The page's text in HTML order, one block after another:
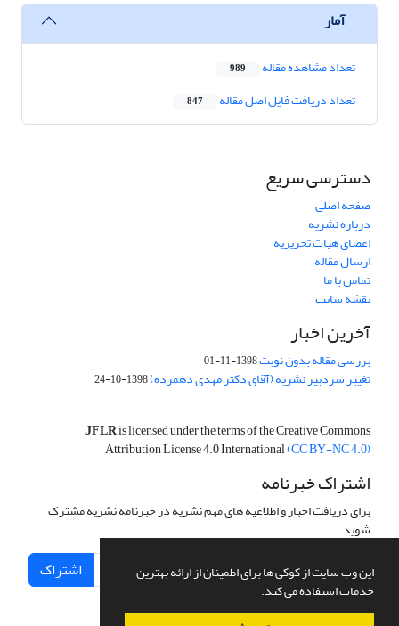
این وب سایت از کوکی ها برای اطمینان از ارائه بهترین
خدمات استفاده می کند.
آمار
تعداد مشاهده مقاله 989
تعداد دریافت فایل اصل مقاله 847
دسترسی سریع
صفحه اصلی
درباره نشریه
اعضای هیات تحریریه
ارسال مقاله
تماس با ما
نقشه سایت
آخرین اخبار
بررسی مقاله بدون نوبت1398-11-01
تغییر سردبیر نشریه (آقای دکتر مهدی دهمرده)1398-10-24
JFLRis licensed under the terms of the Creative Commons
Attribution License 4.0 International(CC BY-NC 4.0)
اشتراک خبرنامه
برای دریافت اخبار و اطلاعیه های مهم نشریه در خبرنامه نشریه مشترک
شوید.
اشتراک